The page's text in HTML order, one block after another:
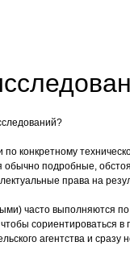
конкретному
обычно подробные,
права на
часто выполняются
агентства и